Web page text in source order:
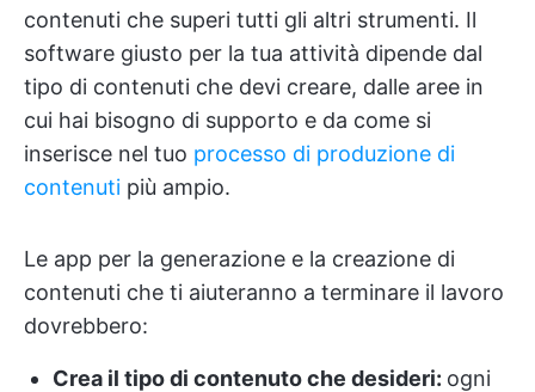
contenuti che superi tutti gli altri strumenti. Il
software giusto per la tua attività dipende dal
tipo di contenuti che devi creare, dalle aree in
cui hai bisogno di supporto e da come si
inserisce nel tuo processo di produzione di
contenuti più ampio.
Le app per la generazione e la creazione di
contenuti che ti aiuteranno a terminare il lavoro
dovrebbero:
Crea il tipo di contenuto che desideri: ogni